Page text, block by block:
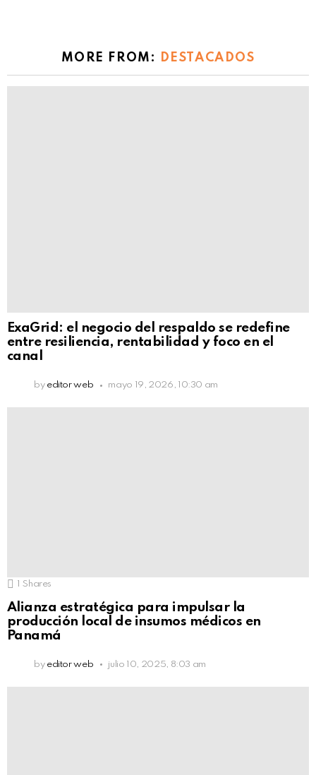
MORE FROM: DESTACADOS
ExaGrid: el negocio del respaldo se redefine
entre resiliencia, rentabilidad y foco en el
canal
by editor web mayo 19, 2026, 10:30 am
Shares
Alianza estratégica para impulsar la
producción local de insumos médicos en
Panamá
by editor web julio 10, 2025, 8:03 am